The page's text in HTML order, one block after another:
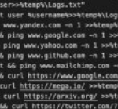
องทัพอิหร่านปลอม
หลอกจารกรรม